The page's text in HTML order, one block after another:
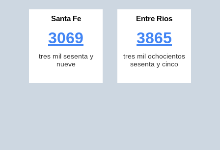
Santa Fe
3069
tres mil sesenta y
nueve
Entre Rios
3865
tres mil ochocientos
sesenta y cinco